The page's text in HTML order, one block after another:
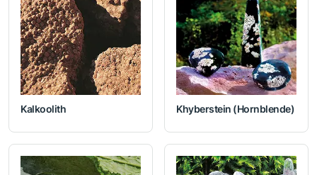
Kalkoolith Khyberstein (Hornblende)